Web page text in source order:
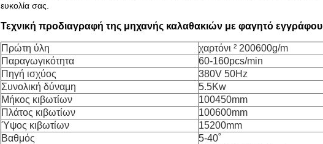
ευκολία σας.
Τεχνική προδιαγραφή της μηχανής καλαθακιών με φαγητό εγγράφου
Πρώτη ύλη
χαρτόνι ² 200600g/m
Παραγωγικότητα
60-160pcs/min
Πηγή ισχύος
380V 50Hz
Συνολική δύναμη
5.5Kw
Μήκος κιβωτίων
100450mm
Πλάτος κιβωτίων
100600mm
Ύψος κιβωτίων
15200mm
Βαθμός
5-40˚